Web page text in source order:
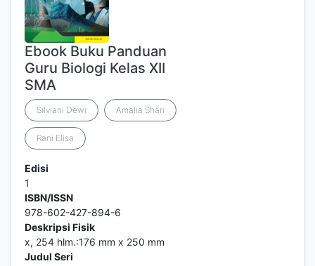
Ebook Buku Panduan
Guru Biologi Kelas XII
SMA
Silviani Dewi Amalia Shari
Rani Elisa
Edisi
1
ISBN/ISSN
978-602-427-894-6
Deskripsi Fisik
x, 254 hlm.:176 mm x 250 mm
Judul Seri